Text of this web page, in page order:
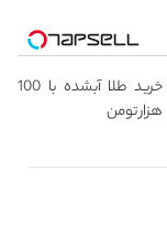
خرید طلا آبشده با 100
هزار تومن